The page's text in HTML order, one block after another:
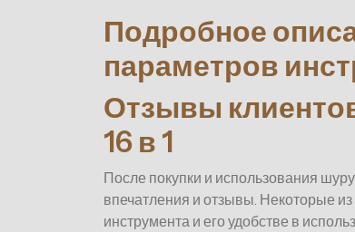
Подробное
параметров
Отзывы
16 в 1
После покупки и использования
впечатления и отзывы. Некоторые
инструмента и его удобстве в